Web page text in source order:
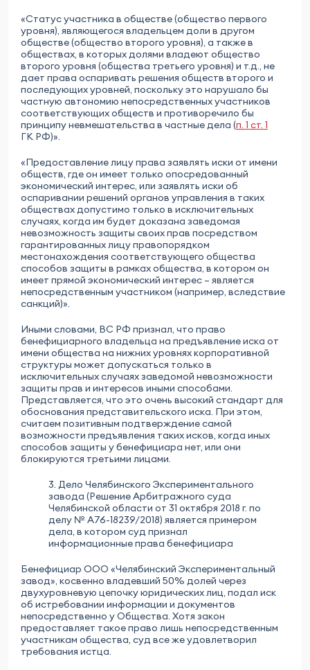
«Статус участника в обществе (общество первого
уровня), являющегося владельцем доли в другом
обществе (общество второго уровня), а также в
обществах, в которых долями владеют общество
второго уровня (общества третьего уровня) и т.д., не
дает права оспаривать решения обществ второго и
последующих уровней, поскольку это нарушало бы
частную автономию непосредственных участников
соответствующих обществ и противоречило бы
принципу невмешательства в частные дела (п. 1 ст. 1
ГК РФ)».
«Предоставление лицу права заявлять иски от имени
обществ, где он имеет только опосредованный
экономический интерес, или заявлять иски об
оспаривании решений органов управления в таких
обществах допустимо только в исключительных
случаях, когда им будет доказана заведомая
невозможность защиты своих прав посредством
гарантированных лицу правопорядком
местонахождения соответствующего общества
способов защиты в рамках общества, в котором он
имеет прямой экономический интерес – является
непосредственным участником (например, вследствие
санкций)».
Иными словами, ВС РФ признал, что право
бенефициарного владельца на предъявление иска от
имени общества на нижних уровнях корпоративной
структуры может допускаться только в
исключительных случаях заведомой невозможности
защиты прав и интересов иными способами.
Представляется, что это очень высокий стандарт для
обоснования представительского иска. При этом,
считаем позитивным подтверждение самой
возможности предъявления таких исков, когда иных
способов защиты у бенефициара нет, или они
блокируются третьими лицами.
3. Дело Челябинского Экспериментального
завода (Решение Арбитражного суда
Челябинской области от 31 октября 2018 г. по
делу № А76-18239/2018) является примером
дела, в котором суд признал
информационные права бенефициара
Бенефициар ООО «Челябинский Экспериментальный
завод», косвенно владевший 50% долей через
двухуровневую цепочку юридических лиц, подал иск
об истребовании информации и документов
непосредственно у Общества. Хотя закон
предоставляет такое право лишь непосредственным
участникам общества, суд все же удовлетворил
требования истца.